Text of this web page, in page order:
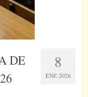
8
ENE 2026
DE